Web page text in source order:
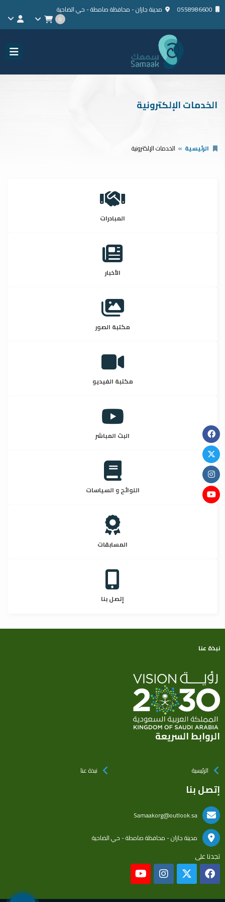
0558986600 مدينة جازان - محافظة صامطة - حي الضاحية
0
الخدمات الإلكترونية
الرئيسية الخدمات الإلكترونية
المبادرات
الأخبار
مكتبة الصور
مكتبة الفيديو
البث المباشر
اللوائح و السياسات
المسابقات
إتصل بنا
نبذة عنا
الروابط السريعة
الرئيسية نبذة عنا
إتصل بنا
Samaakorg@outlook.sa
مدينة جازان - محافظة صامطة - حي الضاحية
تجدنا على